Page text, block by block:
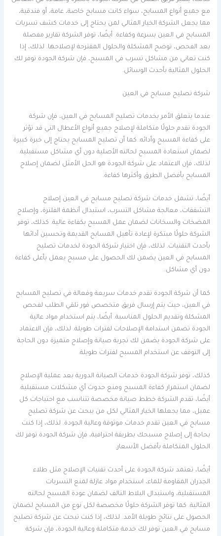
مع جميع أنواع المسابح، سواء كانت مسابح خاصة، عامة، أو فندقية،
مما يجعل الشركة الخيار المثالي لمن يحتاج إلى خدمات كشف تسربات
المسابح في العين بسرعة وكفاءة. أيضًا، توفر الشركة تقارير مفصلة
بعد الفحص، توضح المشكلة والحلول المقترحة لإصلاحها. لذلك، إذا
كنت تعاني من مشاكل تسرب في المسبح، فإن شركة الجودة توفر لك
الحلول المثالية بأحدث الوسائل.
شركة تصليح مسابح في العين
عندما يتعلق الأمر بخدمات تصليح المسابح في العين، فإن شركة
الجودة تقدم حلولًا متكاملة لإصلاح جميع أنواع الأعطال التي قد تؤثر
على كفاءة المسبح وأدائه. كما أن تصليح المسابح يحتاج إلى خبرة كبيرة
لضمان استعادة المسبح لحالته الأصلية دون أي مشاكل مستقبلية.
لذلك، فإن الاعتماد على شركة الجودة هو الحل الأمثل لضمان إصلاح
المسابح بأفضل الطرق وأكثرها كفاءة.
أيضًا، تشمل خدمات شركة تصليح مسابح في العين إصلاح
التشققات، معالجة مشاكل التسرب، استبدال أنظمة الفلترة، وإصلاح
المضخات والسخانات لضمان عمل المسبح بكفاءة عالية. كذلك، توفر
الشركة حلولًا مبتكرة لإعادة تأهيل المسابح القديمة وتحسين أدائها
بأحدث التقنيات. لذلك، فإن اختيار شركة الجودة لخدمات تصليح
المسابح في العين يضمن لك الحصول على مسبح يعمل بأعلى كفاءة
دون أي مشاكل.
كما أن شركة الجودة تقدم خدمات سريعة وفعالة في تصليح المسابح
في العين، حيث يتم إرسال فريق متخصص فور تلقي الطلب لفحص
المشكلة وتقديم الحلول المناسبة. أيضًا، يتم استخدام مواد عالية
الجودة تضمن استدامة الإصلاحات لفترات طويلة. لذلك، فإن الاعتماد
على شركة الجودة يضمن لك تجربة صيانة وإصلاح متميزة دون الحاجة
إلى التوقف عن استخدام المسبح لفترات طويلة.
كذلك، توفر شركة الجودة خدمات الصيانة الدورية بعد عملية الإصلاح
لضمان استمرار كفاءة المسبح ومنع حدوث أي مشكلات مستقبلية.
أيضًا، تقدم الشركة خطط صيانة مخصصة تتناسب مع احتياجات كل
عميل، مما يجعلها الخيار المثالي لكل من يبحث عن شركة تصليح
مسابح في العين تقدم خدمات موثوقة وعالية الجودة. لذلك، إذا كنت
بحاجة إلى إصلاح مسبحك بطريقة احترافية، فإن شركة الجودة توفر لك
الحلول المتكاملة بأفضل الأسعار.
أيضًا، تعتمد شركة الجودة على أحدث تقنيات الإصلاح مثل طلاء
الجدران المقاومة للماء، استخدام مواد عازلة لمنع التسربات
المستقبلية، واستبدال البلاط التالف لضمان عودة المسبح لحالته
المثالية. كما توفر الشركة حلولًا مخصصة لكل نوع من المسابح لضمان
الحصول على نتائج طويلة الأمد. لذلك، إذا كنت تبحث عن شركة تصليح
مسابح في العين توفر لك خدمة متكاملة وعالية الجودة، فإن شركة